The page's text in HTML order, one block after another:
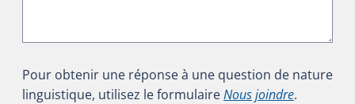
Pour obtenir une réponse à une question de nature
linguistique, utilisez le formulaireNous joindre.